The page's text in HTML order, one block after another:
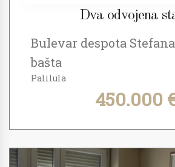
Dva odvojena
Bulevar despota
bašta
Palilula
450.000